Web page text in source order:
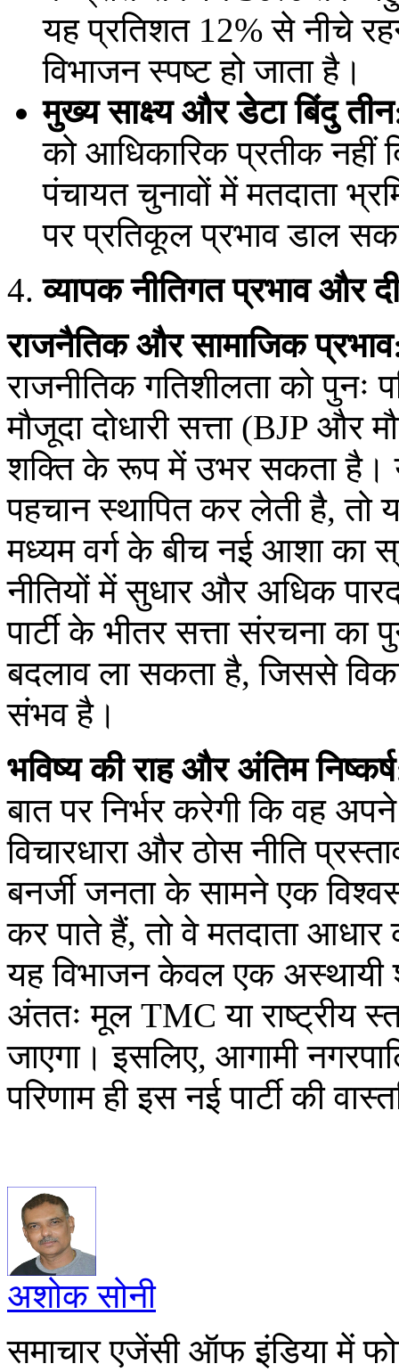
यह प्रतिशत 12% से नीचे
विभाजन स्पष्ट हो जाता है।
मुख्य साक्ष्य और डेटा बिंदु
को आधिकारिक प्रतीक नहीं
पंचायत चुनावों में मतदाता
पर प्रतिकूल प्रभाव डाल
व्यापक नीतिगत प्रभाव और
राजनैतिक और सामाजिक
राजनीतिक गतिशीलता को पुनः
मौजूदा दोधारी सत्ता (BJP और
शक्ति के रूप में उभर सकता है।
पहचान स्थापित कर लेती है, तो
मध्यम वर्ग के बीच नई आशा का
नीतियों में सुधार और अधिक
पार्टी के भीतर सत्ता संरचना का
बदलाव ला सकता है, जिससे
संभव है।
भविष्य की राह और अंतिम
बात पर निर्भर करेगी कि वह
विचारधारा और ठोस नीति
बनर्जी जनता के सामने एक
कर पाते हैं, तो वे मतदाता
यह विभाजन केवल एक
अंततः मूल TMC या राष्ट्रीय
जाएगा। इसलिए, आगामी
परिणाम ही इस नई पार्टी की
अशोक सोनी
समाचार एजेंसी ऑफ इंडिया में